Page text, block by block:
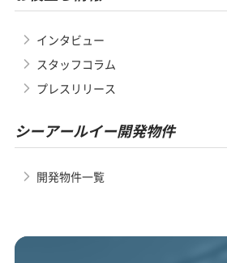
インタビュー
スタッフコラム
プレスリリース
シーアールイー開発物件
開発物件一覧